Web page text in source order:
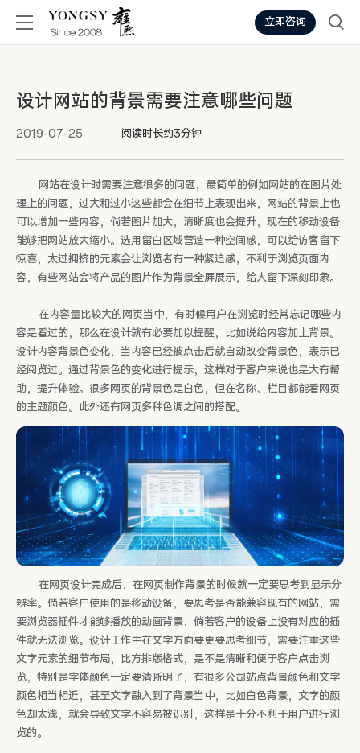
立即咨询
设计网站的背景需要注意哪些问题
2019-07-25 阅读时长约3分钟
网站在设计时需要注意很多的问题，最简单的例如网站的在图片处
理上的问题，过大和过小这些都会在细节上表现出来，网站的背景上也
可以增加一些内容，倘若图片加大，清晰度也会提升，现在的移动设备
能够把网站放大缩小。选用留白区域营造一种空间感，可以给访客留下
惊喜，太过拥挤的元素会让浏览者有一种紧迫感，不利于浏览页面内
容，有些网站会将产品的图片作为背景全屏展示，给人留下深刻印象。
在内容量比较大的网页当中，有时候用户在浏览时经常忘记哪些内
容是看过的，那么在设计就有必要加以提醒，比如说给内容加上背景。
设计内容背景色变化，当内容已经被点击后就自动改变背景色，表示已
经阅览过。通过背景色的变化进行提示，这样对于客户来说也是大有帮
助，提升体验。很多网页的背景色是白色，但在名称、栏目都能看网页
的主题颜色。此外还有网页多种色调之间的搭配。
在网页设计完成后，在网页制作背景的时候就一定要思考到显示分
辨率。倘若客户使用的是移动设备，要思考是否能兼容现有的网站，需
要浏览器插件才能够播放的动画背景，倘若客户的设备上没有对应的插
件就无法浏览。设计工作中在文字方面要更要思考细节，需要注重这些
文字元素的细节布局，比方排版格式，是不是清晰和便于客户点击浏
览，特别是字体颜色一定要清晰明了，有很多公司站点背景颜色和文字
颜色相当相近，甚至文字融入到了背景当中，比如白色背景，文字的颜
色却太浅，就会导致文字不容易被识别，这样是十分不利于用户进行浏
览的。